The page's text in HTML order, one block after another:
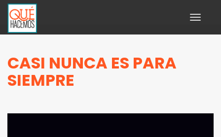
Toggle
CASI NUNCA ES PARA
SIEMPRE